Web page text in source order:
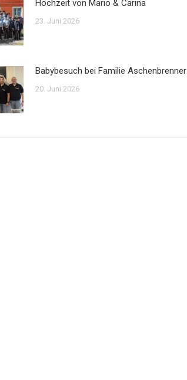
Hochzeit von Mario & Carina
23. Juni 2026
Babybesuch bei Familie Aschenbrenner
20. Juni 2026